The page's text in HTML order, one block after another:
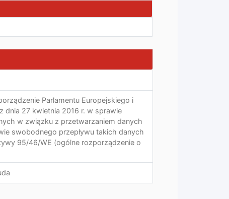
Parlamentu Europejskiego i
dnia 27 kwietnia 2016 r. w sprawie
w związku z przetwarzaniem danych
swobodnego przepływu takich danych
95/46/WE (ogólne rozporządzenie o